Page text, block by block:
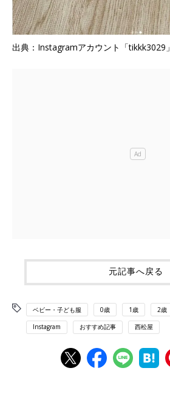
出典：Instagramアカウント「tikkk3029」
元記事へ戻る
ベビー・子ども服 0歳 1歳 2歳
Instagram おすすめ記事 西松屋